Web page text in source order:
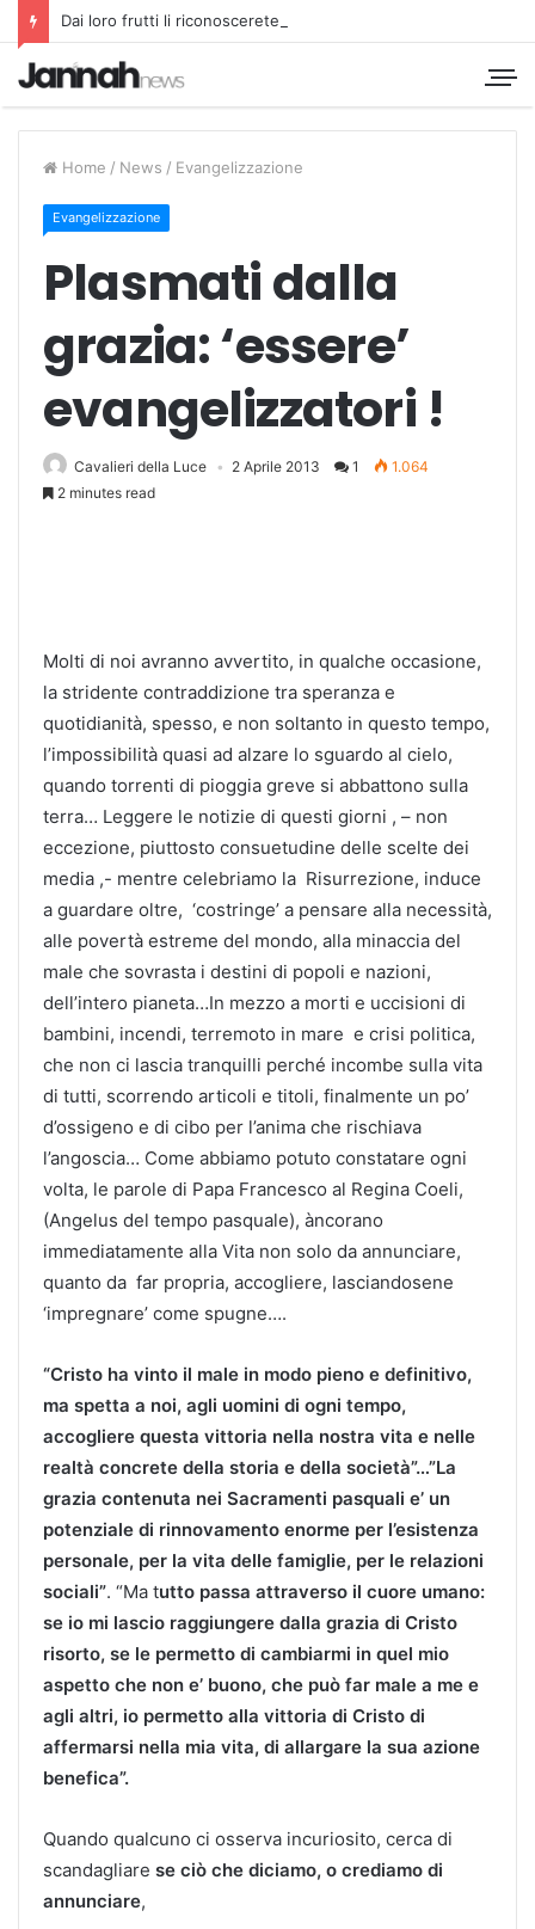
Dai loro frutti li riconoscerete
Home / News / Evangelizzazione
Evangelizzazione
Plasmati dalla
grazia: ‘essere’
evangelizzatori !
Cavalieri della Luce 2 Aprile 2013 1
1.064
2 minutes read
Molti di noi avranno avvertito, in qualche occasione,
la stridente contraddizione tra speranza e
quotidianità, spesso, e non soltanto in questo tempo,
l’impossibilità quasi ad alzare lo sguardo al cielo,
quando torrenti di pioggia greve si abbattono sulla
terra… Leggere le notizie di questi giorni , – non
eccezione, piuttosto consuetudine delle scelte dei
media ,- mentre celebriamo la Risurrezione, induce
a guardare oltre, ‘costringe’ a pensare alla necessità,
alle povertà estreme del mondo, alla minaccia del
male che sovrasta i destini di popoli e nazioni,
dell’intero pianeta…In mezzo a morti e uccisioni di
bambini, incendi, terremoto in mare e crisi politica,
che non ci lascia tranquilli perché incombe sulla vita
di tutti, scorrendo articoli e titoli, finalmente un po’
d’ossigeno e di cibo per l’anima che rischiava
l’angoscia… Come abbiamo potuto constatare ogni
volta, le parole di Papa Francesco al Regina Coeli,
(Angelus del tempo pasquale), àncorano
immediatamente alla Vita non solo da annunciare,
quanto da far propria, accogliere, lasciandosene
‘impregnare’ come spugne….
“Cristo ha vinto il male in modo pieno e definitivo,
ma spetta a noi, agli uomini di ogni tempo,
accogliere questa vittoria nella nostra vita e nelle
realtà concrete della storia e della società”…”La
grazia contenuta nei Sacramenti pasquali e’ un
potenziale di rinnovamento enorme per l’esistenza
personale, per la vita delle famiglie, per le relazioni
sociali”. “Ma tutto passa attraverso il cuore umano:
se io mi lascio raggiungere dalla grazia di Cristo
risorto, se le permetto di cambiarmi in quel mio
aspetto che non e’ buono, che può far male a me e
agli altri, io permetto alla vittoria di Cristo di
affermarsi nella mia vita, di allargare la sua azione
benefica”.
Quando qualcuno ci osserva incuriosito, cerca di
scandagliare se ciò che diciamo, o crediamo di
annunciare,